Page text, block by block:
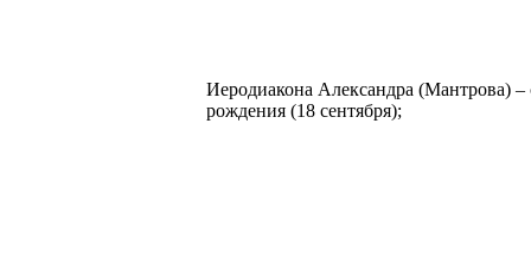
Иеродиакона Александра (Мантрова) –
рождения (18 сентября);